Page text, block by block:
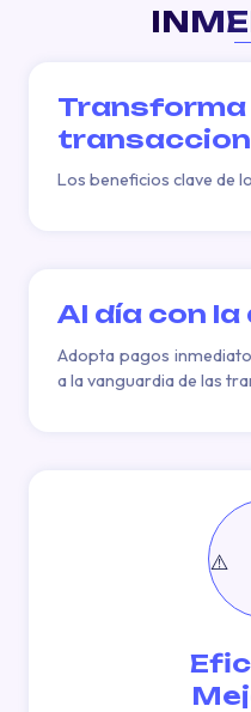
Los beneficios clave de
Al día con
Adopta pagos
a la vanguardia de las